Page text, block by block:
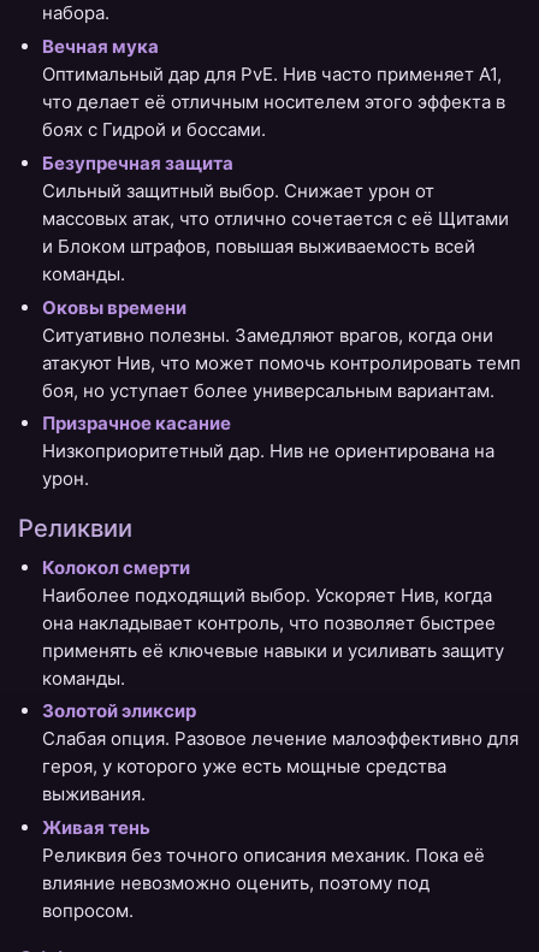
набора.
Вечная мука
Оптимальный дар для PvE. Нив часто применяет А1,
что делает её отличным носителем этого эффекта в
боях с Гидрой и боссами.
Безупречная защита
Сильный защитный выбор. Снижает урон от
массовых атак, что отлично сочетается с её Щитами
и Блоком штрафов, повышая выживаемость всей
команды.
Оковы времени
Ситуативно полезны. Замедляют врагов, когда они
атакуют Нив, что может помочь контролировать темп
боя, но уступает более универсальным вариантам.
Призрачное касание
Низкоприоритетный дар. Нив не ориентирована на
урон.
Реликвии
Колокол смерти
Наиболее подходящий выбор. Ускоряет Нив, когда
она накладывает контроль, что позволяет быстрее
применять её ключевые навыки и усиливать защиту
команды.
Золотой эликсир
Слабая опция. Разовое лечение малоэффективно для
героя, у которого уже есть мощные средства
выживания.
Живая тень
Реликвия без точного описания механик. Пока её
влияние невозможно оценить, поэтому под
вопросом.